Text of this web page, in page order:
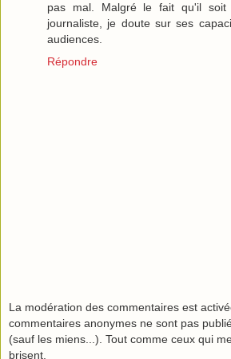
pas mal. Malgré le fait qu'il soit
journaliste, je doute sur ses
audiences.
Répondre
La modération des commentaires est
commentaires anonymes ne sont pas
(sauf les miens...). Tout comme ceux qui
brisent.